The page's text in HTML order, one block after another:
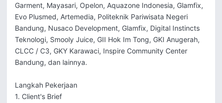
Garment, Mayasari, Opelon, Aquazone Indonesia, Glamfix,
Evo Plusmed, Artemedia, Politeknik Pariwisata Negeri
Bandung, Nusaco Development, Glamfix, Digital Instincts
Teknologi, Smooly Juice, GII Hok Im Tong, GKI Anugerah,
CLCC / C3, GKY Karawaci, Inspire Community Center
Bandung, dan lainnya.
Langkah Pekerjaan
1. Client's Brief